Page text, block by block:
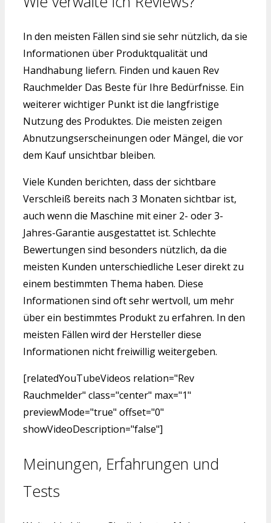
In den meisten Fällen sind sie sehr nützlich, da sie
Informationen über Produktqualität und
Handhabung liefern. Finden und kauen Rev
Rauchmelder Das Beste für Ihre Bedürfnisse. Ein
weiterer wichtiger Punkt ist die langfristige
Nutzung des Produktes. Die meisten zeigen
Abnutzungserscheinungen oder Mängel, die vor
dem Kauf unsichtbar bleiben.
Viele Kunden berichten, dass der sichtbare
Verschleiß bereits nach 3 Monaten sichtbar ist,
auch wenn die Maschine mit einer 2- oder 3-
Jahres-Garantie ausgestattet ist. Schlechte
Bewertungen sind besonders nützlich, da die
meisten Kunden unterschiedliche Leser direkt zu
einem bestimmten Thema haben. Diese
Informationen sind oft sehr wertvoll, um mehr
über ein bestimmtes Produkt zu erfahren. In den
meisten Fällen wird der Hersteller diese
Informationen nicht freiwillig weitergeben.
[relatedYouTubeVideos relation="Rev
Rauchmelder" class="center" max="1"
previewMode="true" offset="0"
showVideoDescription="false"]
Meinungen, Erfahrungen und
Tests